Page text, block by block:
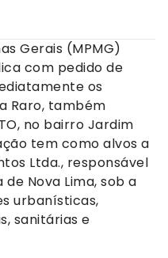
Gerais (MPMG)
com pedido de
os
Raro, também
no bairro Jardim
tem como alvos a
Ltda., responsável
Nova Lima, sob a
urbanísticas,
sanitárias e